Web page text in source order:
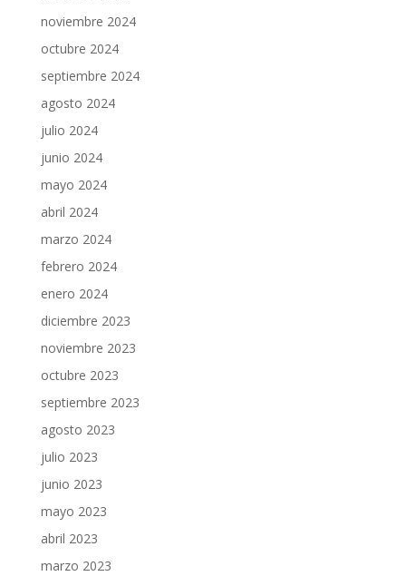
noviembre 2024
octubre 2024
septiembre 2024
agosto 2024
julio 2024
junio 2024
mayo 2024
abril 2024
marzo 2024
febrero 2024
enero 2024
diciembre 2023
noviembre 2023
octubre 2023
septiembre 2023
agosto 2023
julio 2023
junio 2023
mayo 2023
abril 2023
marzo 2023